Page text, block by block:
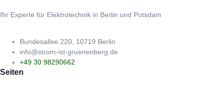
Ihr Experte für Elektrotechnik in Berlin und Potsdam
Bundesallee 220, 10719 Berlin
info@strom-ist-gruenenberg.de
+49 30 98290662
Seiten